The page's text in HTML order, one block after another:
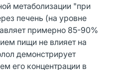
метаболизации "при
печень (на уровне
примерно 85-90%
пищи не влияет на
демонстрирует
его концентрации в